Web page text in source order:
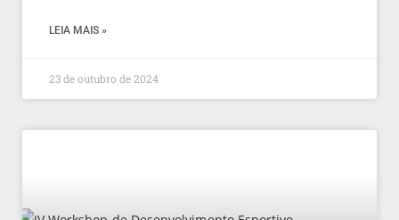
LEIA MAIS »
23 de outubro de 2024